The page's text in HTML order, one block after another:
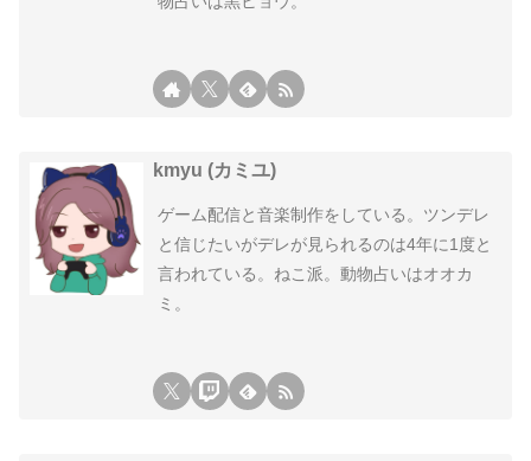
kmyu (カミユ)
ゲーム配信と音楽制作をしている。ツンデレ
と信じたいがデレが見られるのは4年に1度と
言われている。ねこ派。動物占いはオオカ
ミ。